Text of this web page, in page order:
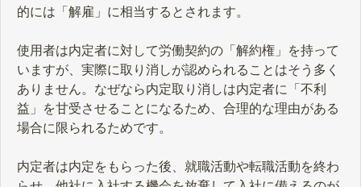
的には「解雇」に相当するとされます。
使用者は内定者に対して労働契約の「解約権」を持って
いますが、実際に取り消しが認められることはそう多く
ありません。なぜなら内定取り消しは内定者に「不利
益」を甘受させることになるため、合理的な理由がある
場合に限られるためです。
内定者は内定をもらった後、就職活動や転職活動を終わ